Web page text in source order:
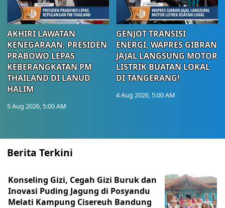
AKHIRI LAWATAN
KENEGARAAN, PRESIDEN
PRABOWO LEPAS
KEBERANGKATAN PM
THAILAND DI LANUD
HALIM
5 Aug 2026, 5:00 AM
GENJOT TRANSISI
ENERGI, WAPRES GIBRAN
JAJAL LANGSUNG MOTOR
LISTRIK BUATAN LOKAL
DI TANGERANG!
4 Aug 2026, 5:00 AM
Berita Terkini
Konseling Gizi, Cegah Gizi Buruk dan
Inovasi Puding Jagung di Posyandu
Melati Kampung Cisereuh Bandung